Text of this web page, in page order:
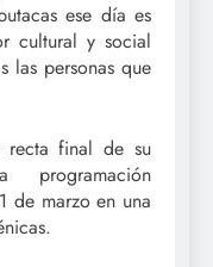
ese día es
cultural y social
las personas que
recta final de su
de marzo en una